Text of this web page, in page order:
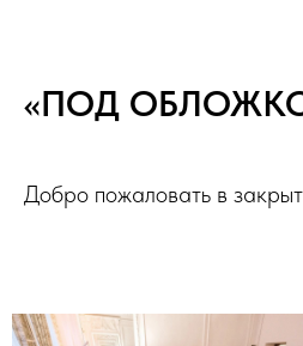
«ПОД
Добро пожаловать в